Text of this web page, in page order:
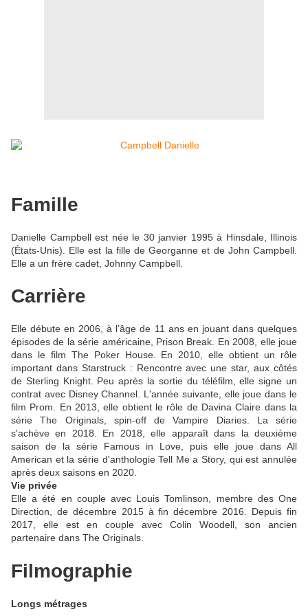
Famille
Danielle Campbell est née le 30 janvier 1995 à Hinsdale, Illinois
(États-Unis). Elle est la fille de Georganne et de John Campbell.
Elle a un frère cadet, Johnny Campbell.
Carrière
Elle débute en 2006, à l’âge de 11 ans en jouant dans quelques
épisodes de la série américaine, Prison Break. En 2008, elle joue
dans le film The Poker House. En 2010, elle obtient un rôle
important dans Starstruck : Rencontre avec une star, aux côtés
de Sterling Knight. Peu après la sortie du téléfilm, elle signe un
contrat avec Disney Channel. L'année suivante, elle joue dans le
film Prom. En 2013, elle obtient le rôle de Davina Claire dans la
série The Originals, spin-off de Vampire Diaries. La série
s'achève en 2018. En 2018, elle apparaît dans la deuxième
saison de la série Famous in Love, puis elle joue dans All
American et la série d'anthologie Tell Me a Story, qui est annulée
après deux saisons en 2020.
Vie privée
Elle a été en couple avec Louis Tomlinson, membre des One
Direction, de décembre 2015 à fin décembre 2016. Depuis fin
2017, elle est en couple avec Colin Woodell, son ancien
partenaire dans The Originals.
Filmographie
Longs métrages